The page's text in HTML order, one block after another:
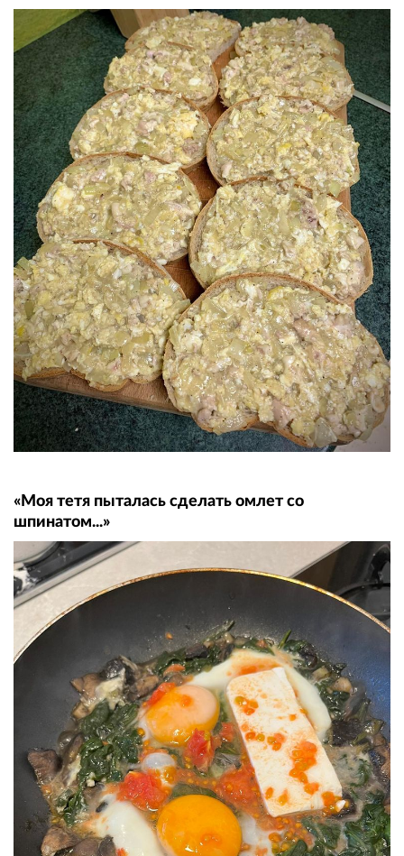
«Моя тетя пыталась сделать омлет со
шпинатом...»